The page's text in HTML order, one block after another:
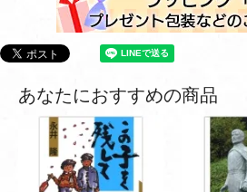
あなたにおすすめの商品